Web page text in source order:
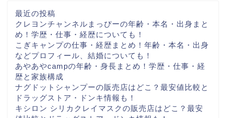
最近の投稿
クレヨンチャンネルまっぴーの年齢・本名・出身まと
め！学歴・仕事・経歴についても！
こぎキャンプの仕事・経歴まとめ！年齢・本名・出身
などプロフィール、結婚についても！
あやあやcampの年齢・身長まとめ！学歴・仕事・経
歴と家族構成
ナグドットシャンプーの販売店はどこ？最安値比較と
ドラッグストア・ドンキ情報も！
キシロン シリカクレイマスクの販売店はどこ？最安